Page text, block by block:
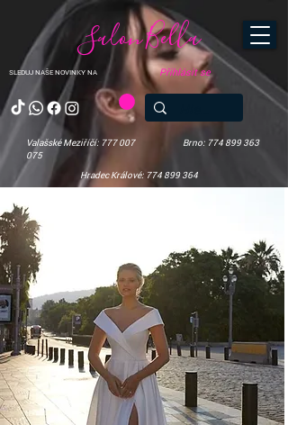
SLEDUJ NAŠE NOVINKY NA
Salon Bella
Valašské Meziříčí: 777 007
075
Brno: 774 899 363
Hradec Králové: 774 899 364
Přihlásit se